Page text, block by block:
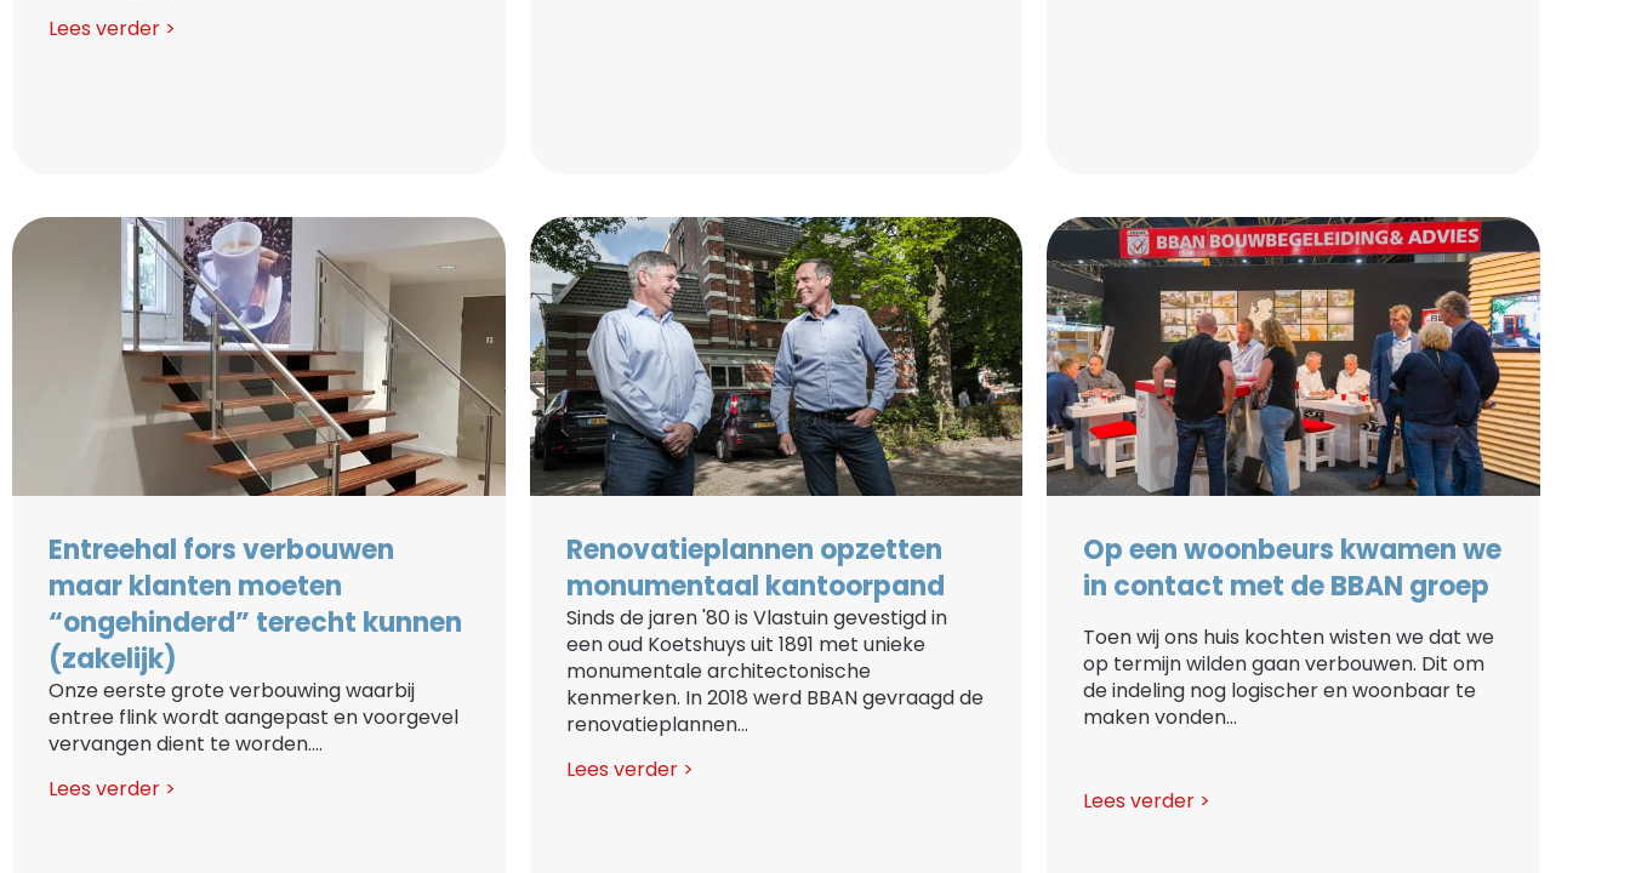
Lees verder >
Entreehal fors verbouwen
maar klanten moeten
“ongehinderd” terecht kunnen
(zakelijk)
Onze eerste grote verbouwing waarbij
entree flink wordt aangepast en voorgevel
vervangen dient te worden....
Lees verder >
Renovatieplannen opzetten
monumentaal kantoorpand
Sinds de jaren '80 is Vlastuin gevestigd in
een oud Koetshuys uit 1891 met unieke
monumentale architectonische
kenmerken. In 2018 werd BBAN gevraagd de
renovatieplannen...
Lees verder >
Op een woonbeurs kwamen we
in contact met de BBAN groep
Toen wij ons huis kochten wisten we dat we
op termijn wilden gaan verbouwen. Dit om
de indeling nog logischer en woonbaar te
maken vonden...
Lees verder >